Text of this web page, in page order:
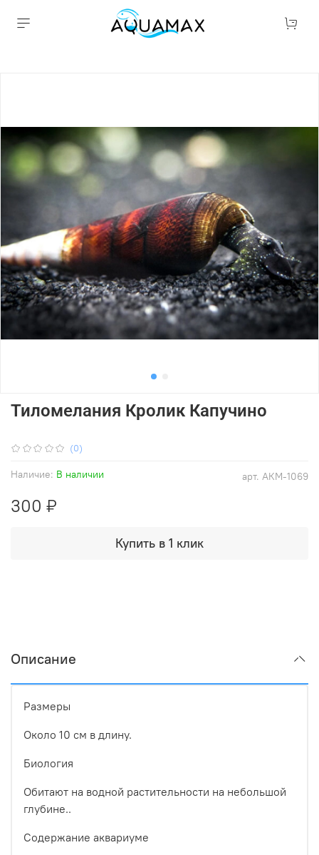
(0)
арт. АКМ-1069
Наличие: В наличии
Тиломелания Кролик Капучино
300 ₽
Купить в 1 клик
Описание
Размеры
Около 10 см в длину.
Биология
Обитают на водной растительности на небольшой
глубине..
Содержание аквариуме